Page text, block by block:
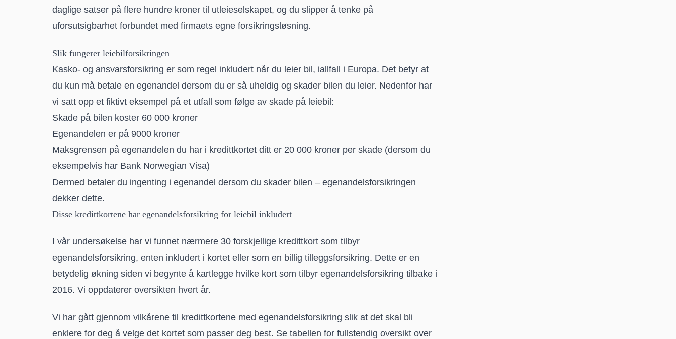
daglige satser på flere hundre kroner til utleieselskapet, og du slipper å tenke på
uforsutsigbarhet forbundet med firmaets egne forsikringsløsning.
Slik fungerer leiebilforsikringen
Kasko- og ansvarsforsikring er som regel inkludert når du leier bil, iallfall i Europa. Det betyr at
du kun må betale en egenandel dersom du er så uheldig og skader bilen du leier. Nedenfor har
vi satt opp et fiktivt eksempel på et utfall som følge av skade på leiebil:
Skade på bilen koster 60 000 kroner
Egenandelen er på 9000 kroner
Maksgrensen på egenandelen du har i kredittkortet ditt er 20 000 kroner per skade (dersom du
eksempelvis har Bank Norwegian Visa)
Dermed betaler du ingenting i egenandel dersom du skader bilen – egenandelsforsikringen
dekker dette.
Disse kredittkortene har egenandels­forsikring for leiebil inkludert
I vår undersøkelse har vi funnet nærmere 30 forskjellige kredittkort som tilbyr
egenandelsforsikring, enten inkludert i kortet eller som en billig tilleggsforsikring. Dette er en
betydelig økning siden vi begynte å kartlegge hvilke kort som tilbyr egenandelsforsikring tilbake i
2016. Vi oppdaterer oversikten hvert år.
Vi har gått gjennom vilkårene til kredittkortene med egenandelsforsikring slik at det skal bli
enklere for deg å velge det kortet som passer deg best. Se tabellen for fullstendig oversikt over